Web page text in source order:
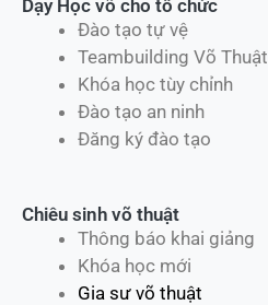
Dạy Học võ cho tổ chức
Đào tạo tự vệ
Teambuilding Võ Thuật
Khóa học tùy chỉnh
Đào tạo an ninh
Đăng ký đào tạo
Chiêu sinh võ thuật
Thông báo khai giảng
Khóa học mới
Gia sư võ thuật